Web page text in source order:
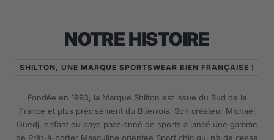
NOTRE HISTOIRE
SHILTON, UNE MARQUE SPORTSWEAR BIEN FRANÇAISE !
Fondée en 1993, la Marque Shilton est issue du Sud de la
France et plus précisément du Biterrois. Son créateur Michaël
Guedj, enfant du pays passionné de sports a lancé une gamme
de Prêt-à-porter Masculine orientée Sport chic qui n’a de cesse